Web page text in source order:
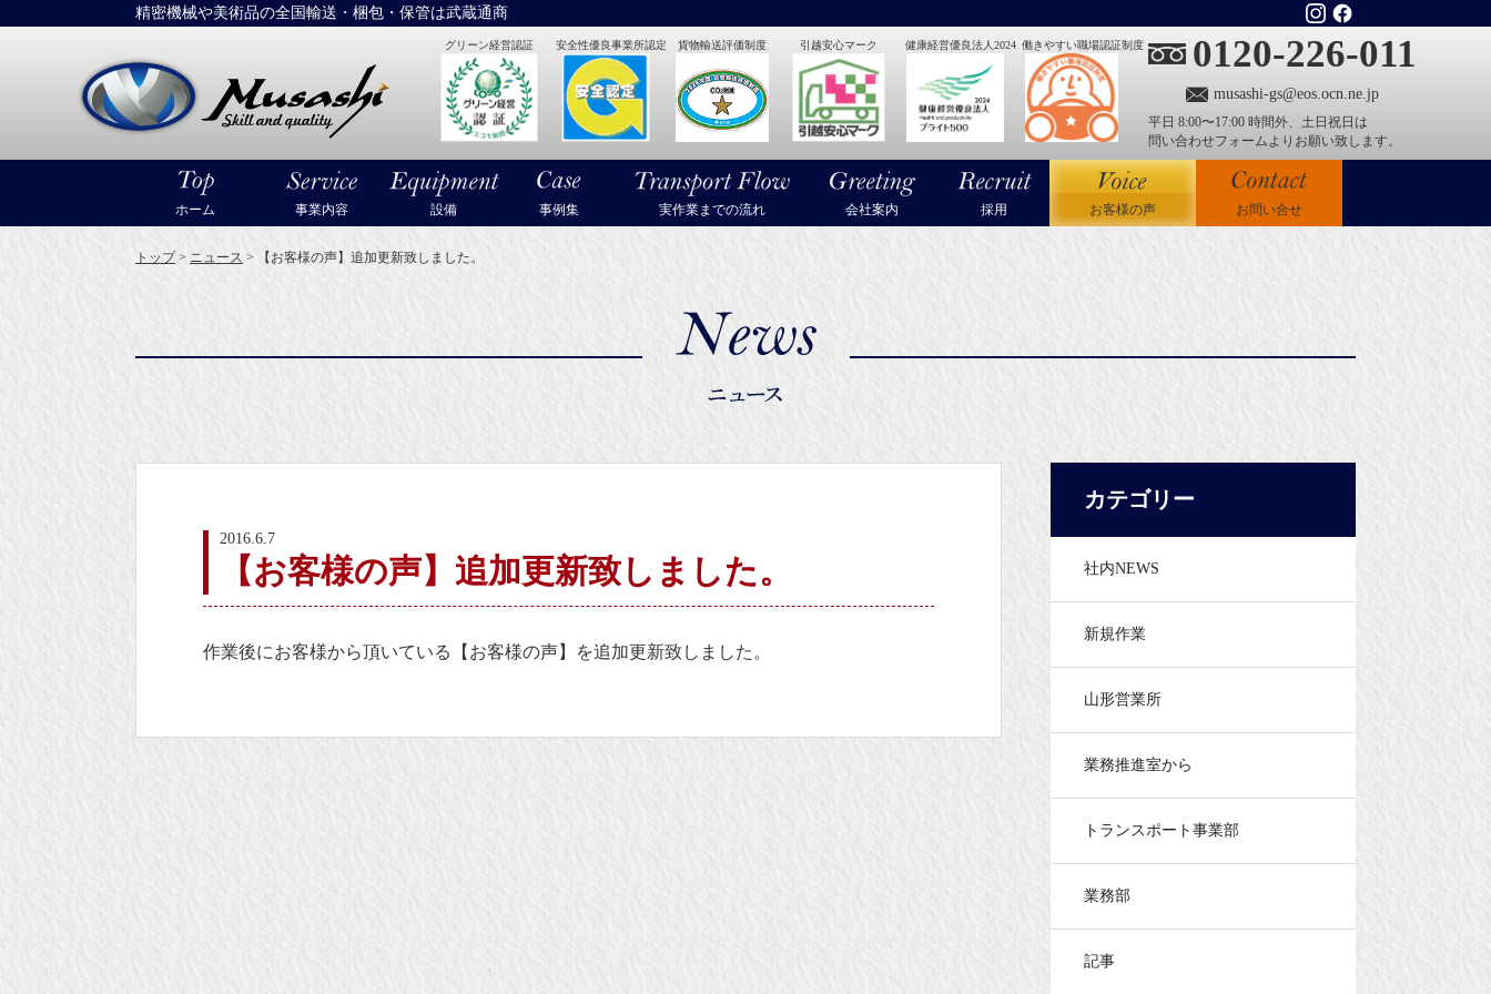
精密機械や美術品の全国輸送・梱包・保管は武蔵通商
大型精密機械・美術品・高級楽器の梱包・輸送なら武蔵通商
グリーン経営認証 安全性優良事業所認定 貨物輸送評価制度 引越安心マーク 健康経営優良法人2024 働きやすい職場認証制度 0120-226-011
musashi-gs@eos.ocn.ne.jp
平日 8:00〜17:00 時間外、土日祝日は
問い合わせフォームよりお願い致します。
ホーム 事業内容 設備 事例集 実作業までの流れ 会社案内 採用 お客様の声 お問い合せ
トップ> ニュース > 【お客様の声】追加更新致しました。
2016.6.7
【お客様の声】追加更新致しました。
作業後にお客様から頂いている【お客様の声】を追加更新致しました。
カテゴリー
社内NEWS
新規作業
山形営業所
業務推進室から
トランスポート事業部
業務部
記事